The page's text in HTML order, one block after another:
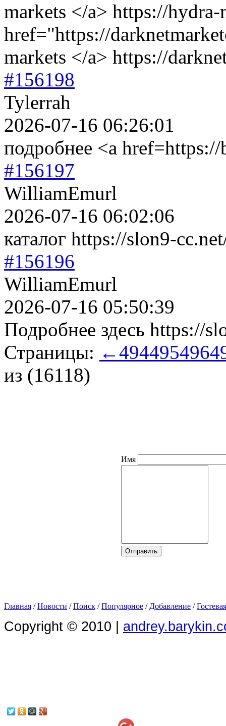
markets </a> https://
href="https://
markets </a> https://
#156198
Tylerrah
2026-07-16 06:26:01
подробнее <a
#156197
WilliamEmurl
2026-07-16 06:02:06
каталог https://slon9-
#156196
WilliamEmurl
2026-07-16 05:50:39
Подробнее здесь https://
Страницы: ←494495496
из (16118)
Имя
Главная /Новости /Поиск /Популярное / Добавление /Гостевая
Copyright © 2010 |